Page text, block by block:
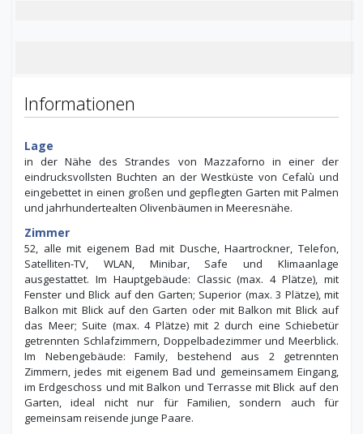
Informationen
Lage
in der Nähe des Strandes von Mazzaforno in einer der
eindrucksvollsten Buchten an der Westküste von Cefalù und
eingebettet in einen großen und gepflegten Garten mit Palmen
und jahrhundertealten Olivenbäumen in Meeresnähe.
Zimmer
52, alle mit eigenem Bad mit Dusche, Haartrockner, Telefon,
Satelliten-TV, WLAN, Minibar, Safe und Klimaanlage
ausgestattet. Im Hauptgebäude: Classic (max. 4 Plätze), mit
Fenster und Blick auf den Garten; Superior (max. 3 Plätze), mit
Balkon mit Blick auf den Garten oder mit Balkon mit Blick auf
das Meer; Suite (max. 4 Plätze) mit 2 durch eine Schiebetür
getrennten Schlafzimmern, Doppelbadezimmer und Meerblick.
Im Nebengebäude: Family, bestehend aus 2 getrennten
Zimmern, jedes mit eigenem Bad und gemeinsamem Eingang,
im Erdgeschoss und mit Balkon und Terrasse mit Blick auf den
Garten, ideal nicht nur für Familien, sondern auch für
gemeinsam reisende junge Paare.